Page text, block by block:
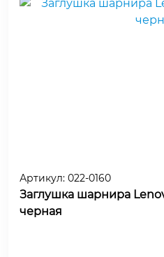
Артикул: 022-0160
Заглушка шарнира
черная